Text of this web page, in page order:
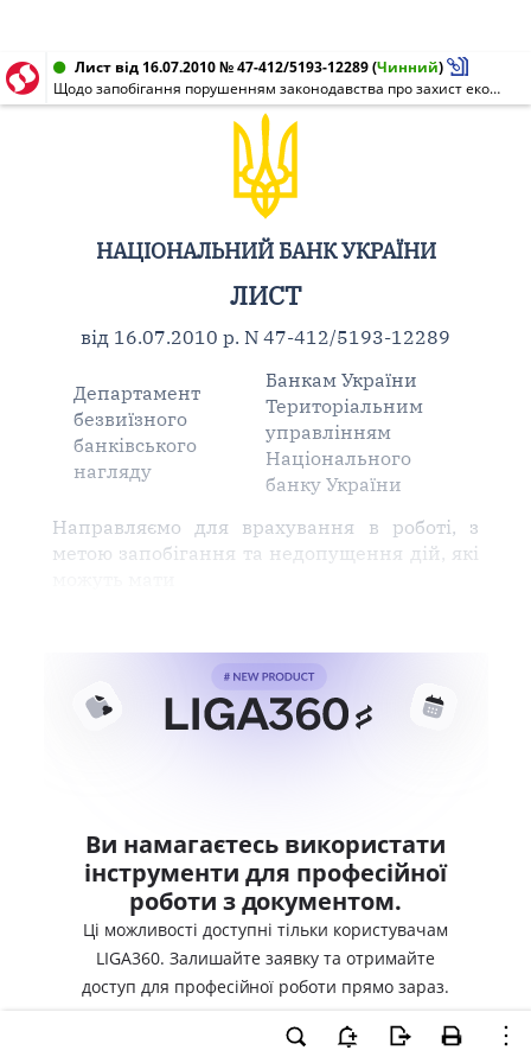
Лист від 16.07.2010 № 47-412/5193-12289(Чинний)
Щодо запобігання порушенням законодавства про захист економічної конкуренції
НАЦІОНАЛЬНИЙ БАНК УКРАЇНИ
ЛИСТ
від 16.07.2010 р. N 47-412/5193-12289
Департамент
безвиїзного
банківського
нагляду
Банкам України
Територіальним
управлінням
Національного
банку України
Направляємо для врахування в роботі, з
метою запобігання та недопущення дій, які
Ви намагаєтесь використати
інструменти для професійної
роботи з документом.
Ці можливості доступні тільки користувачам
LIGA360. Залишайте заявку та отримайте
доступ для професійної роботи прямо зараз.
ВХІД ДЛЯ КОРИСТУВАЧІВ LIGA360